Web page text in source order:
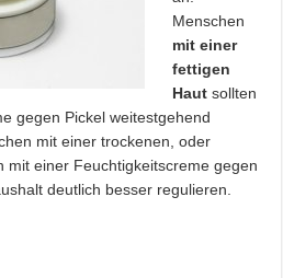
Menschen
mit einer
fettigen
Haut sollten
gegen Pickel weitestgehend
mit einer trockenen, oder
mit einer Feuchtigkeitscreme gegen
deutlich besser regulieren.